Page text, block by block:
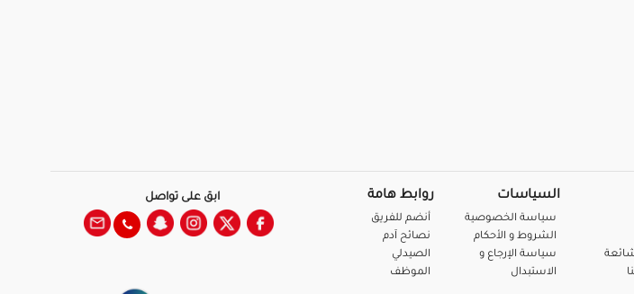
السياسات
سياسة الخصوصية
الشروط و الأحكام
سياسة الإرجاع و
الاستبدال
روابط هامة
أنضم للفريق
نصائح آدم
الصيدلي
الموظف
ابق على تواصل